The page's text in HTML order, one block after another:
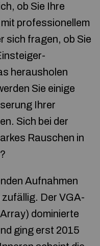
ob Sie Ihre
professionellem
sich fragen, ob Sie
herausholen
Sie einige
Ihrer
Sich bei der
Rauschen in
Aufnahmen
Der VGA-
dominierte
ging erst 2015